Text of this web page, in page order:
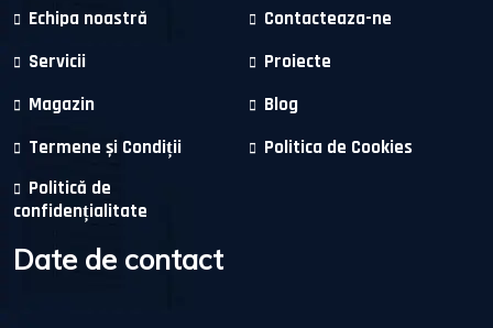
Echipa noastră
Contacteaza-ne
Servicii
Proiecte
Magazin
Blog
Termene și Condiții
Politica de Cookies
Politică de
confidențialitate
Date de contact